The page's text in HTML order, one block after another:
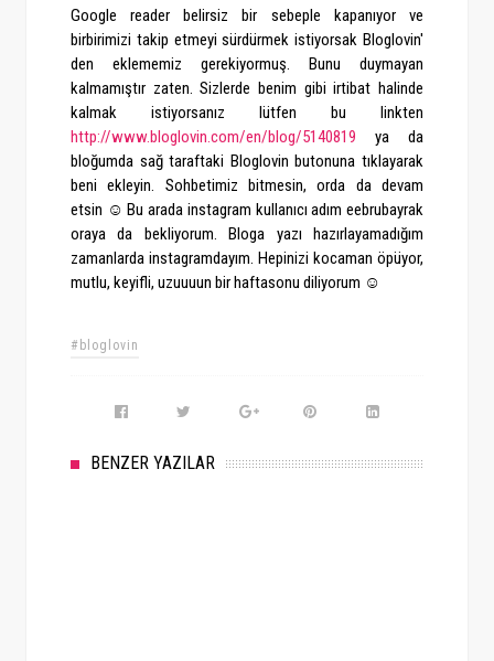
Google reader belirsiz bir sebeple kapanıyor ve
birbirimizi takip etmeyi sürdürmek istiyorsak Bloglovin'
den eklememiz gerekiyormuş. Bunu duymayan
kalmamıştır zaten. Sizlerde benim gibi irtibat halinde
kalmak istiyorsanız lütfen bu linkten
http://www.bloglovin.com/en/blog/5140819 ya da
bloğumda sağ taraftaki Bloglovin butonuna tıklayarak
beni ekleyin. Sohbetimiz bitmesin, orda da devam
etsin ☺ Bu arada instagram kullanıcı adım eebrubayrak
oraya da bekliyorum. Bloga yazı hazırlayamadığım
zamanlarda instagramdayım. Hepinizi kocaman öpüyor,
mutlu, keyifli, uzuuuun bir haftasonu diliyorum ☺
#bloglovin
BENZER YAZILAR